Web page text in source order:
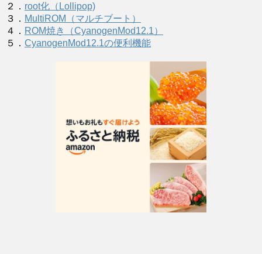
２． root化（Lollipop)
３． MultiROM（マルチブート）
４． ROM焼き（CyanogenMod12.1）
５． CyanogenMod12.1の便利機能